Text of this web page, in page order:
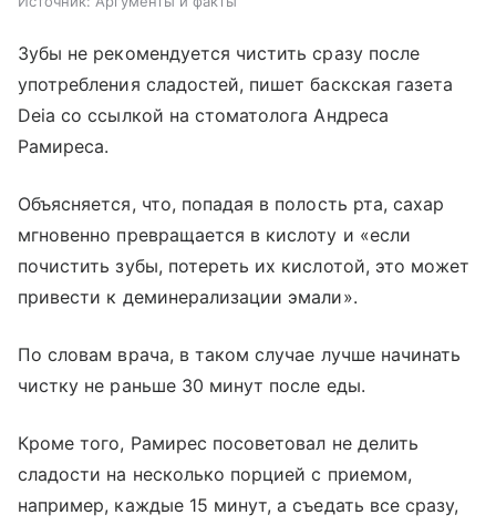
Зубы не рекомендуется чистить сразу после
употребления сладостей, пишет баскская газета
Deia со ссылкой на стоматолога Андреса
Рамиреса.
Объясняется, что, попадая в полость рта, сахар
мгновенно превращается в кислоту и «если
почистить зубы, потереть их кислотой, это может
привести к деминерализации эмали».
По словам врача, в таком случае лучше начинать
чистку не раньше 30 минут после еды.
Кроме того, Рамирес посоветовал не делить
сладости на несколько порцией с приемом,
например, каждые 15 минут, а съедать все сразу,